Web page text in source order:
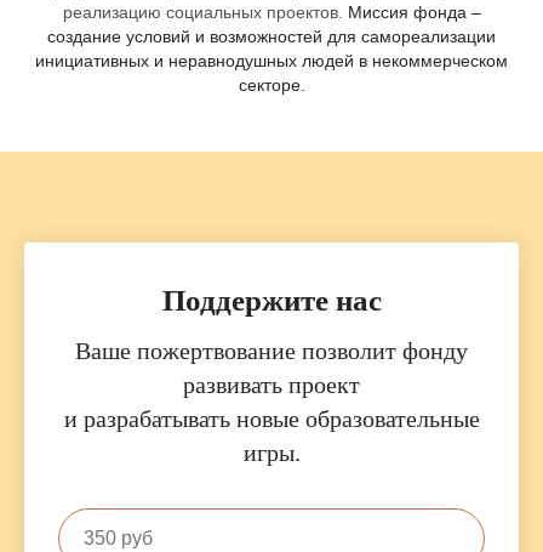
реализацию социальных проектов. Миссия фонда –
создание условий и возможностей для самореализации
инициативных и неравнодушных людей в некоммерческом
секторе.
Поддержите нас
Ваше пожертвование позволит фонду
развивать проект
и разрабатывать новые образовательные
игры.